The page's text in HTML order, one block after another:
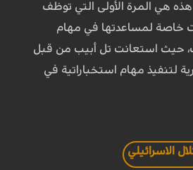
هي المرة الأولى التي توظف
خاصة لمساعدتها في مهام
حيث استعانت تل أبيب من قبل
لتنفيذ مهام استخباراتية في
الاسرائيلي